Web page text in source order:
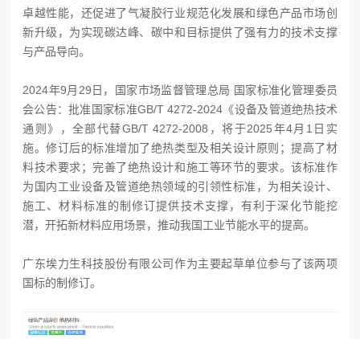
卓越性能，还促进了气凝胶行业规范化发展和绿色产品市场创
新升级，为实现碳达峰、碳中和目标提供了强有力的技术支撑
与产品导向。
2024年9月29日，国家市场监督管理总局 国家标准化管理委员
会公告：批准国家标准GB/T 4272-2024《设备及管道绝热技术
通则》，全部代替GB/T 4272-2008，将于2025年4月1日实
施。修订后的标准增加了绝热类型及相关设计原则；提高了材
料技术要求；完善了绝热设计和施工等环节的要求。该标准作
为国内工业设备及管道绝热领域的引领性标准，为相关设计、
施工、材料标准的制修订提供技术支撑，有利于深化节能挖
潜，开拓新材料应用场景，推动我国工业节能水平的提高。
广东埃力生科技股份有限公司作为主要起草单位参与了该两项
国标的制修订。